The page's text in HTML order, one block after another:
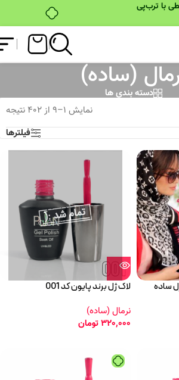
با ترب‌پی
(ساده)
دسته بندی ها
نمایش 1–9 از 402 نتیجه
فیلترها
ژل ساده
لاک ژل برند پایون کد 001
نرمال (ساده)
320,000تومان